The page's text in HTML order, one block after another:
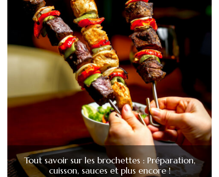
Tout savoir sur les brochettes : Préparation,
cuisson, sauces et plus encore !